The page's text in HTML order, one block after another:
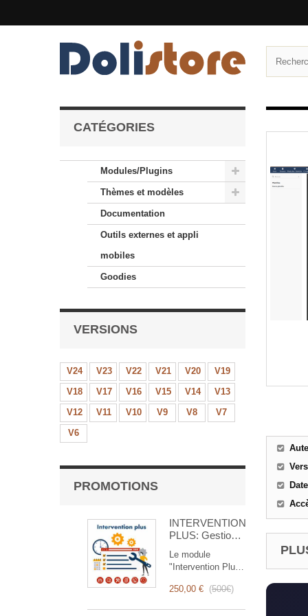
CATÉGORIES
Modules/Plugins
Thèmes et modèles
Documentation
Outils externes et appli
mobiles
Goodies
VERSIONS
V24 V23 V22 V21 V20
V19
V18
V17 V16 V15 V14
V13
V12
V11 V10 V9 V8
V7
V6
PROMOTIONS
INTERVENTION
PLUS: Gestion
Interventions
Le module
"Intervention Plus"
révolutionnaire qui
250,00 € (500€)